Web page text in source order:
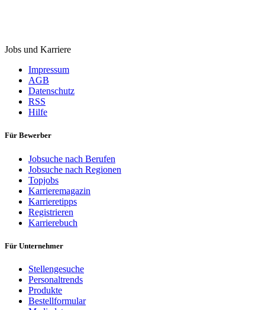
Jobs und Karriere
Impressum
AGB
Datenschutz
RSS
Hilfe
Für Bewerber
Jobsuche nach Berufen
Jobsuche nach Regionen
Topjobs
Karrieremagazin
Karrieretipps
Registrieren
Karrierebuch
Für Unternehmer
Stellengesuche
Personaltrends
Produkte
Bestellformular